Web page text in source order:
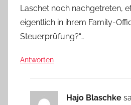
Laschet noch nachgetreten,
eigentlich in ihrem Family-
Steuerprüfung?“…
Antworten
Hajo Blaschke